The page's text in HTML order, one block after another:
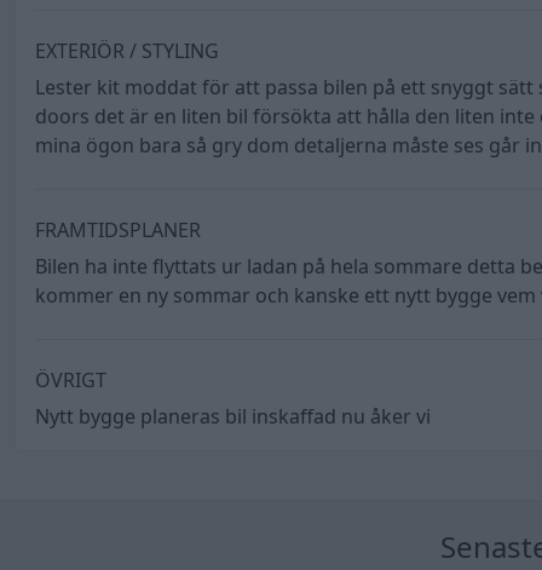
EXTERIÖR / STYLING
Lester kit moddat för att passa bilen på ett snyggt
doors det är en liten bil försökta att hålla den liten
mina ögon bara så gry dom detaljerna måste ses går
FRAMTIDSPLANER
Bilen ha inte flyttats ur ladan på hela sommare detta
kommer en ny sommar och kanske ett nytt bygge vem
ÖVRIGT
Nytt bygge planeras bil inskaffad nu åker vi